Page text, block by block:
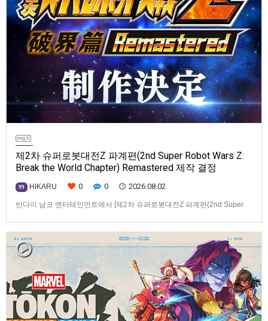
제2차 슈퍼로봇대전Z 파계편(2nd Super Robot Wars Z:
Break the World Chapter) Remastered 제작 결정
99 HIKARU 0 0 2026.08.02
반다이 남코 엔터테인먼트에서 [제2차 슈퍼로봇대전Z 파계편(2nd Super
판[제2차 슈퍼로봇대전Z 파계편]은 2011년 PSP로 발매되었으며, 2012년
에 발매되었던 [제2…